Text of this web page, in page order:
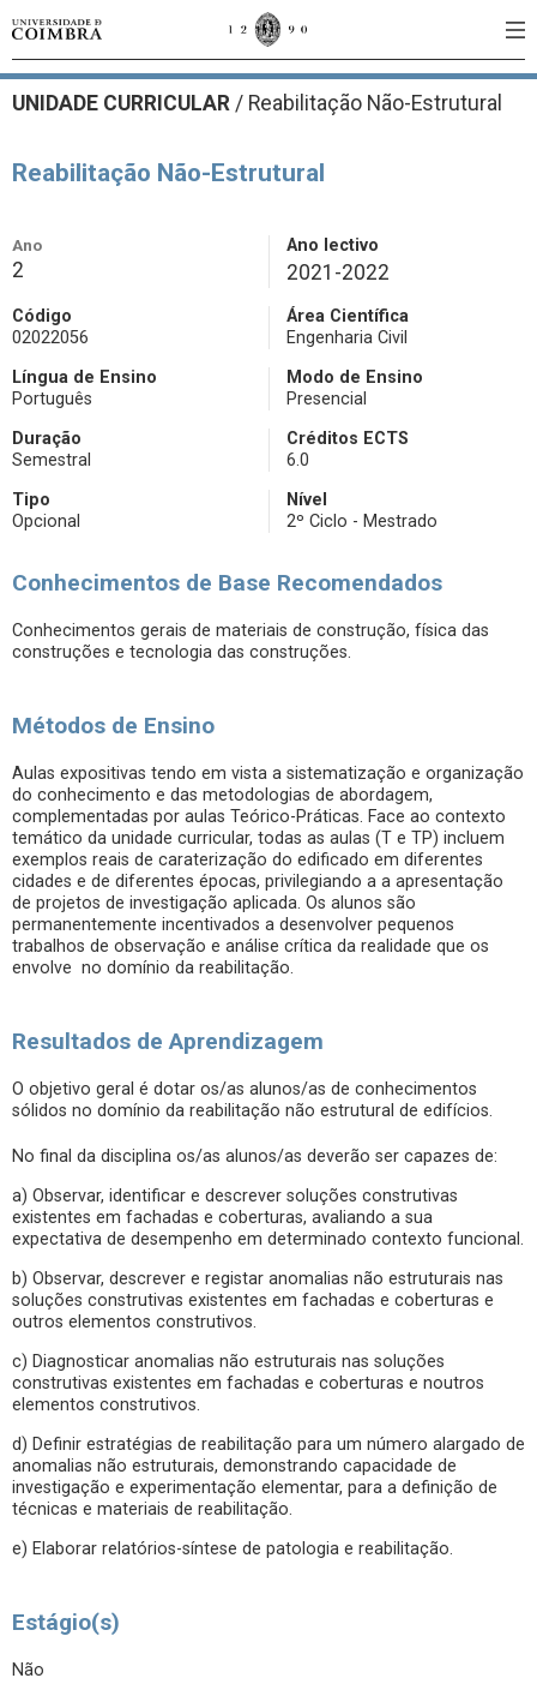
UNIDADE CURRICULAR / Reabilitação Não-Estrutural
Reabilitação Não-Estrutural
Ano
2
Ano lectivo
2021-2022
Código
02022056
Área Científica
Engenharia Civil
Língua de Ensino
Português
Modo de Ensino
Presencial
Duração
Semestral
Créditos ECTS
6.0
Tipo
Opcional
Nível
2º Ciclo - Mestrado
Conhecimentos de Base Recomendados
Conhecimentos gerais de materiais de construção, física das
construções e tecnologia das construções.
Métodos de Ensino
Aulas expositivas tendo em vista a sistematização e organização
do conhecimento e das metodologias de abordagem,
complementadas por aulas Teórico-Práticas. Face ao contexto
temático da unidade curricular, todas as aulas (T e TP) incluem
exemplos reais de caraterização do edificado em diferentes
cidades e de diferentes épocas, privilegiando a a apresentação
de projetos de investigação aplicada. Os alunos são
permanentemente incentivados a desenvolver pequenos
trabalhos de observação e análise crítica da realidade que os
envolve no domínio da reabilitação.
Resultados de Aprendizagem
O objetivo geral é dotar os/as alunos/as de conhecimentos
sólidos no domínio da reabilitação não estrutural de edifícios.
No final da disciplina os/as alunos/as deverão ser capazes de:
a) Observar, identificar e descrever soluções construtivas
existentes em fachadas e coberturas, avaliando a sua
expectativa de desempenho em determinado contexto funcional.
b) Observar, descrever e registar anomalias não estruturais nas
soluções construtivas existentes em fachadas e coberturas e
outros elementos construtivos.
c) Diagnosticar anomalias não estruturais nas soluções
construtivas existentes em fachadas e coberturas e noutros
elementos construtivos.
d) Definir estratégias de reabilitação para um número alargado de
anomalias não estruturais, demonstrando capacidade de
investigação e experimentação elementar, para a definição de
técnicas e materiais de reabilitação.
e) Elaborar relatórios-síntese de patologia e reabilitação.
Estágio(s)
Não